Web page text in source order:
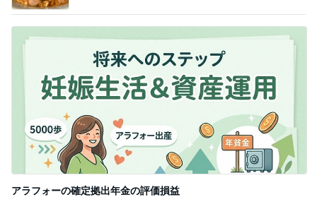
アラフォーの確定拠出年金の評価損益